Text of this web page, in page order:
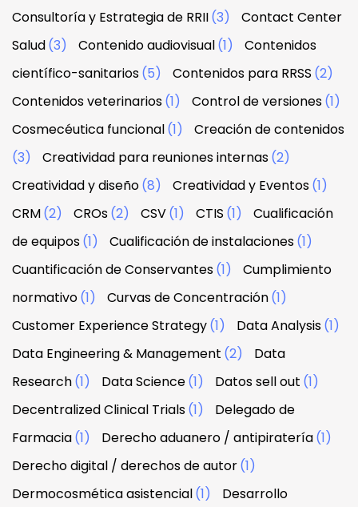
Consultoría y Estrategia de RRII(3)
Contact Center
Salud(3) Contenido audiovisual(1)
Contenidos
científico-sanitarios(5) Contenidos para RRSS (2)
Contenidos veterinarios(1) Control de versiones(1)
Cosmecéutica funcional(1)
Creación de contenidos
(3)
Creatividad para reuniones internas(2)
Creatividad y diseño(8) Creatividad y Eventos(1)
CRM(2) CROs(2) CSV(1) CTIS (1)
Cualificación
de equipos(1) Cualificación de instalaciones(1)
Cuantificación de Conservantes(1)
Cumplimiento
normativo(1) Curvas de Concentración(1)
Customer Experience Strategy(1) Data Analysis(1)
Data Engineering & Management (2)
Data
Research(1) Data Science(1) Datos sell out (1)
Decentralized Clinical Trials(1)
Delegado de
Farmacia(1) Derecho aduanero / antipiratería(1)
Derecho digital / derechos de autor(1)
Dermocosmética asistencial(1)
Desarrollo